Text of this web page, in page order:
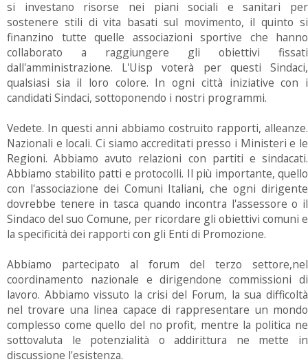
si investano risorse nei piani sociali e sanitari per
sostenere stili di vita basati sul movimento, il quinto si
finanzino tutte quelle associazioni sportive che hanno
collaborato a raggiungere gli obiettivi fissati
dall'amministrazione. L'Uisp voterà per questi Sindaci,
qualsiasi sia il loro colore. In ogni città iniziative con i
candidati Sindaci, sottoponendo i nostri programmi.
Vedete. In questi anni abbiamo costruito rapporti, alleanze.
Nazionali e locali. Ci siamo accreditati presso i Ministeri e le
Regioni. Abbiamo avuto relazioni con partiti e sindacati.
Abbiamo stabilito patti e protocolli. Il più importante, quello
con l'associazione dei Comuni Italiani, che ogni dirigente
dovrebbe tenere in tasca quando incontra l'assessore o il
Sindaco del suo Comune, per ricordare gli obiettivi comuni e
la specificità dei rapporti con gli Enti di Promozione.
Abbiamo partecipato al forum del terzo settore,nel
coordinamento nazionale e dirigendone commissioni di
lavoro. Abbiamo vissuto la crisi del Forum, la sua difficoltà
nel trovare una linea capace di rappresentare un mondo
complesso come quello del no profit, mentre la politica ne
sottovaluta le potenzialità o addirittura ne mette in
discussione l'esistenza.